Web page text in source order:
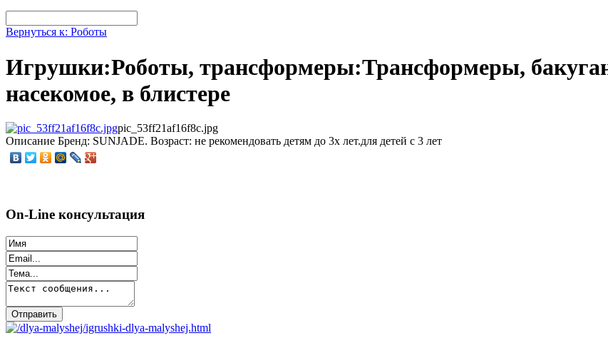
Вернуться к: Роботы
Игрушки:Роботы, трансформеры:Трансформеры,
насекомое, в блистере
pic_53ff21af16f8c.jpg
Описание Бренд: SUNJADE. Возраст: не рекомендовать детям до 3х лет.для детей с 3 лет
On-Line консультация